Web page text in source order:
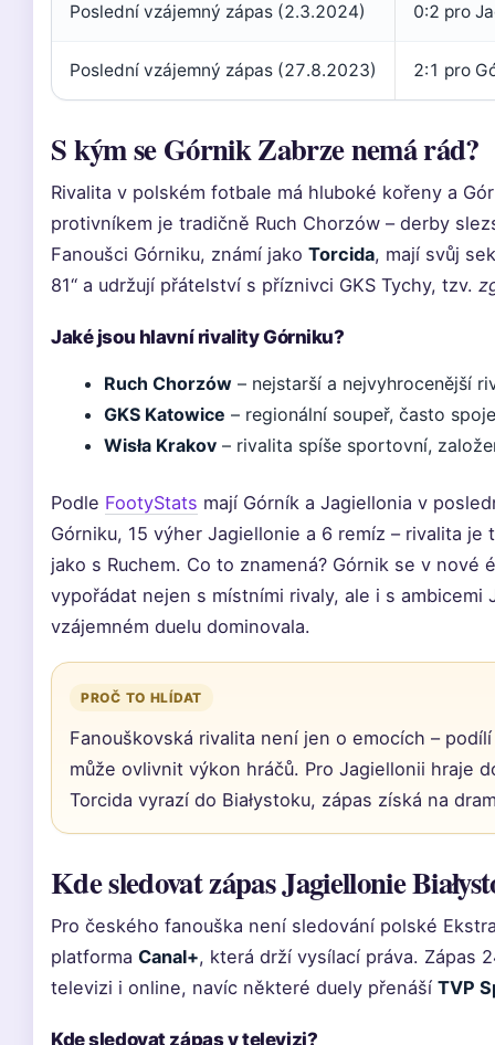
Poslední vzájemný zápas (2.3.2024) 0:2 pro
Poslední vzájemný zápas (27.8.2023) 2:1 pro
S kým se Górnik Zabrze nemá rád?
Rivalita v polském fotbale má hluboké kořeny a
protivníkem je tradičně Ruch Chorzów – derby
Fanoušci Górniku, známí jako Torcida, mají svůj
81“ a udržují přátelství s příznivci GKS Tychy, tzv.
Jaké jsou hlavní rivality Górniku?
Ruch Chorzów – nejstarší a nejvyhrocenější
GKS Katowice – regionální soupeř, často
Wisła Krakov – rivalita spíše sportovní,
Podle FootyStats mají Górník a Jagiellonia v
Górniku, 15 výher Jagiellonie a 6 remíz – rivalita
jako s Ruchem. Co to znamená? Górnik se v nové
vypořádat nejen s místními rivaly, ale i s ambicemi
vzájemném duelu dominovala.
PROČ TO HLÍDAT
Fanouškovská rivalita není jen o emocích –
může ovlivnit výkon hráčů. Pro Jagiellonii hraje
Torcida vyrazí do Białystoku, zápas získá na
Kde sledovat zápas Jagiellonie
Pro českého fanouška není sledování polské
platforma Canal+, která drží vysílací práva. Zápas
televizi i online, navíc některé duely přenáší TVP
Kde sledovat zápas v televizi?